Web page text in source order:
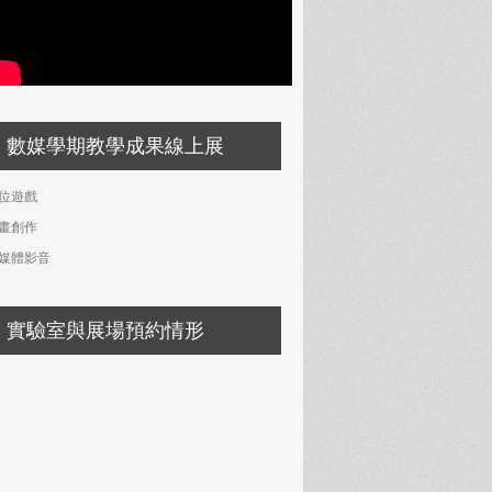
數媒學期教學成果線上展
遊戲
創作
體影音
實驗室與展場預約情形